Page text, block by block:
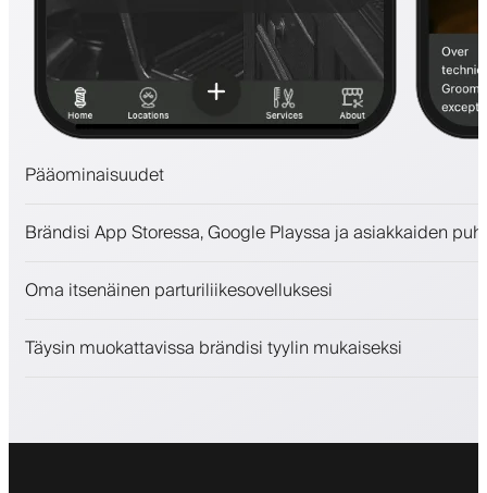
Pääominaisuudet
Maksut, vakuusmaksu
Sitouta asiakkaita kanta-asiakasohjelmalla
Brändisi App Storessa, Google Playssa ja asiakkaiden
Oma itsenäinen parturiliikesovelluksesi
Täysin muokattavissa brändisi tyylin mukaiseksi